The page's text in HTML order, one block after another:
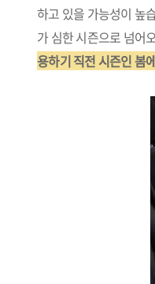
하고 있을 가능성이 높
가 심한 시즌으로 넘어
용하기 직전 시즌인 봄